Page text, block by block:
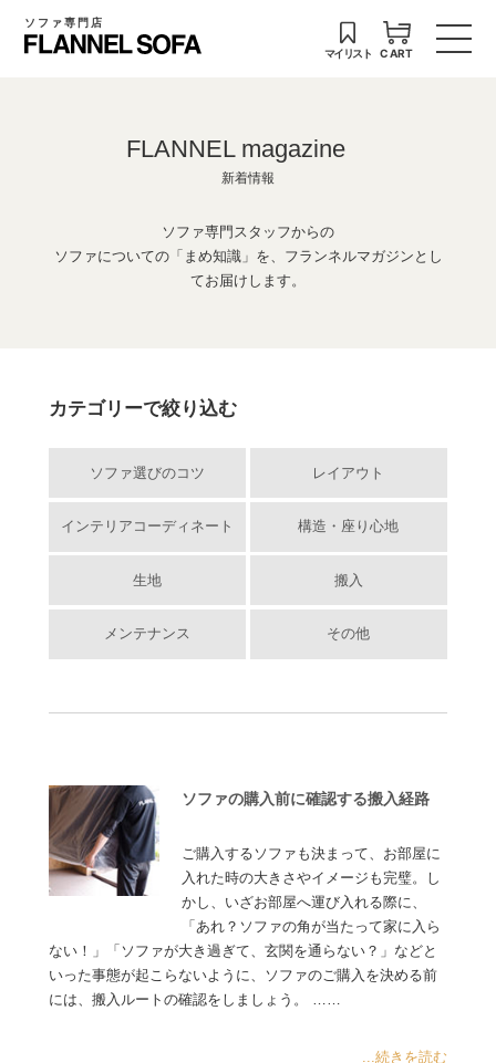
ソファ専門店
マイリスト CART
FLANNEL magazine
新着情報
ソファ専門スタッフからの
ソファについての「まめ知識」を、フランネルマガジンとし
てお届けします。
カテゴリーで絞り込む
ソファ選びのコツ レイアウト
インテリアコーディネート 構造・座り心地
生地 搬入
メンテナンス その他
ソファの購入前に確認する搬入経路
ご購入するソファも決まって、お部屋に
入れた時の大きさやイメージも完璧。し
かし、いざお部屋へ運び入れる際に、
「あれ？ソファの角が当たって家に入ら
ない！」「ソファが大き過ぎて、玄関を通らない？」などと
いった事態が起こらないように、ソファのご購入を決める前
には、搬入ルートの確認をしましょう。 ……
...続きを読む